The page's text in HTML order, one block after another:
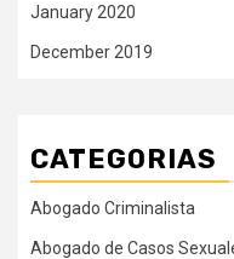
January 2020
December 2019
CATEGORIAS
Abogado Criminalista
Abogado de Casos